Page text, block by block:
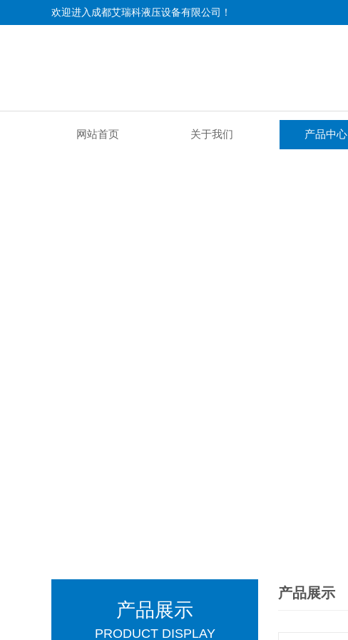
欢迎进入成都艾瑞科液压设备有限公司！
网站首页 关于我们 产品中心
产品展示
PRODUCT DISPLAY
产品展示